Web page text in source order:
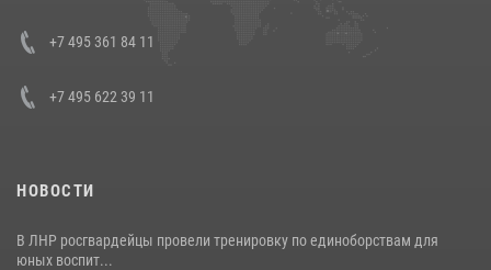
представителя Президента Российской Федерации в Северо-
Кавказском федеральном округе Виталием Кузнецовым
+7 495 361 84 11
+7 495 622 39 11
НОВОСТИ
В ЛНР росгвардейцы провели тренировку по единоборствам для
юных воспит...